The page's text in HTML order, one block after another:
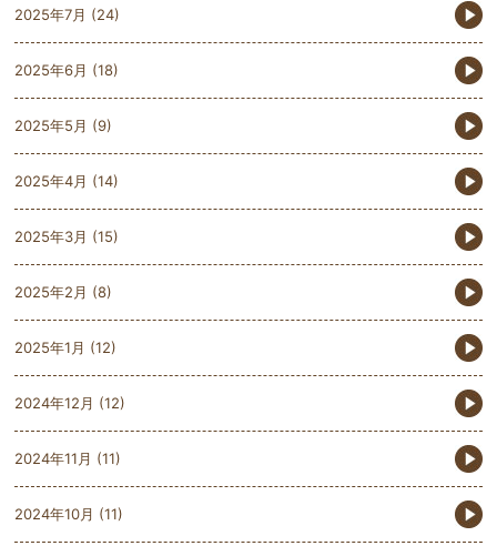
2025年7月 (24)
2025年6月 (18)
2025年5月 (9)
2025年4月 (14)
2025年3月 (15)
2025年2月 (8)
2025年1月 (12)
2024年12月 (12)
2024年11月 (11)
2024年10月 (11)